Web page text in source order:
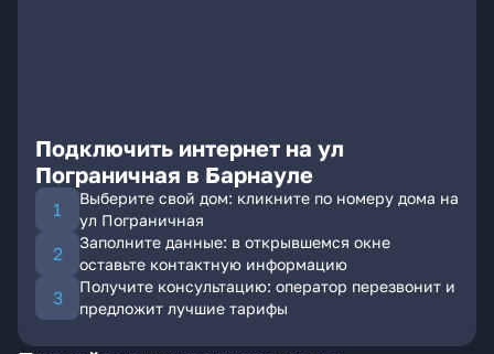
Подключить интернет на ул
Пограничная в Барнауле
Выберите свой дом: кликните по номеру дома на
ул Пограничная
Заполните данные: в открывшемся окне
оставьте контактную информацию
Получите консультацию: оператор перезвонит и
предложит лучшие тарифы